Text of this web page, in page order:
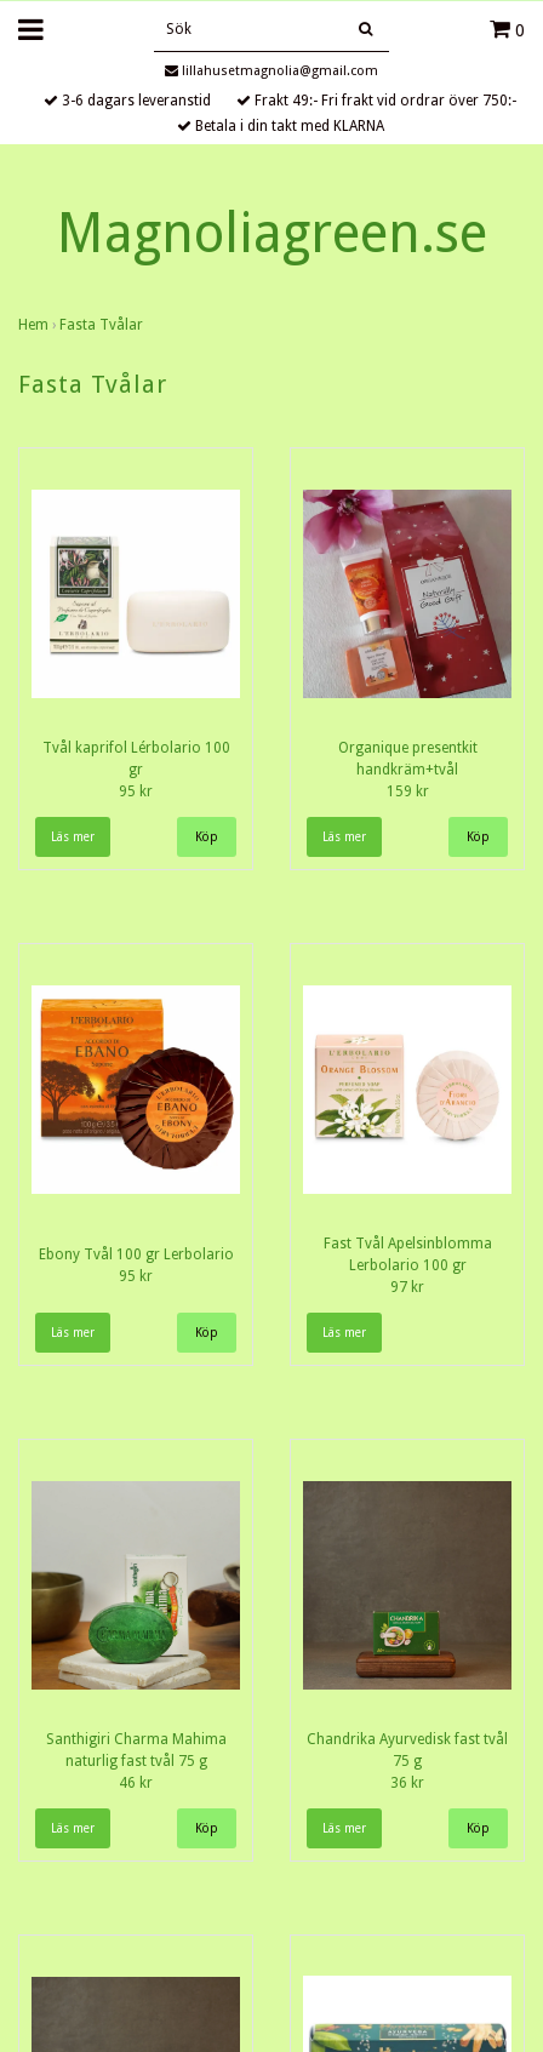
0
lillahusetmagnolia@gmail.com
3-6 dagars leveranstid
Frakt 49:- Fri frakt vid ordrar över 750:-
Betala i din takt med KLARNA
Magnoliagreen.se
Hem › Fasta Tvålar
Fasta Tvålar
Tvål kaprifol Lérbolario 100
gr
95 kr
Läs mer
Organique presentkit
handkräm+tvål
159 kr
Läs mer
Ebony Tvål 100 gr Lerbolario
95 kr
Läs mer
Fast Tvål Apelsinblomma
Lerbolario 100 gr
97 kr
Läs mer
Santhigiri Charma Mahima
naturlig fast tvål 75 g
46 kr
Läs mer
Chandrika Ayurvedisk fast tvål
75 g
36 kr
Läs mer